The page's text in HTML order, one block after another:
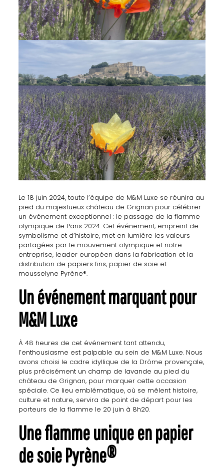
Le 18 juin 2024, toute l’équipe de M&M Luxe se réunira au
pied du majestueux château de Grignan pour célébrer
un événement exceptionnel : le passage de la flamme
olympique de Paris 2024. Cet événement, empreint de
symbolisme et d’histoire, met en lumière les valeurs
partagées par le mouvement olympique et notre
entreprise, leader européen dans la fabrication et la
distribution de papiers fins, papier de soie et
mousselyne Pyrène®.
Un événement marquant pour
M&M Luxe
À 48 heures de cet événement tant attendu,
l’enthousiasme est palpable au sein de M&M Luxe. Nous
avons choisi le cadre idyllique de la Drôme provençale,
plus précisément un champ de lavande au pied du
château de Grignan, pour marquer cette occasion
spéciale. Ce lieu emblématique, où se mêlent histoire,
culture et nature, servira de point de départ pour les
porteurs de la flamme le 20 juin à 8h20.
Une flamme unique en papier
de soie Pyrène®